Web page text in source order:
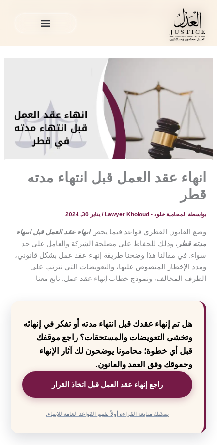
المحتوى
المدونة القانونية
انتهاء مدته قطر
انهاء عقد العمل قبل انتهاء مدته
قطر
بواسطة المحامية خلود - Lawyer Kholoud /يناير 30, 2024
وضع القانون القطري قواعد فيما يخصانهاء عقد العمل قبل انتهاء
مدته قطر ، وذلك للحفاظ على مصلحة الشركة والعامل على حد
سواء. في مقالنا هذا وضحنا طريقة إنهاء عقد عمل بشكل قانوني،
ومدد الإخطار المنصوص عليها، والتعويضات التي تترتب على
الطرف المخالف، ونموذج خطاب إنهاء عقد عمل. تابع معنا
هل تم إنهاء عقدك قبل انتهاء مدته أو تفكر في إنهائه
وتخشى التعويضات والمستحقات؟ راجع موقفك
قبل أي خطوة؛ محامونا يوضحون لك آثار الإنهاء
وحقوقك وفق العقد والقانون.
راجع إنهاء عقد العمل قبل اتخاذ القرار
يمكنك متابعة القراءة أولاً لفهم القواعد العامة للإنهاء.